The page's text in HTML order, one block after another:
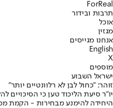
ForReal
תרבות ובידור
אוכל
מגזין
אנחנו מגייסים
English
X
מוספים
ישראל השבוע
זוהר: "כחול לבן לא רלוונטיים יותר"
יו"ר סיעת הליכוד טען כי
היחידה להימנע מבחירות - הקמת